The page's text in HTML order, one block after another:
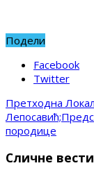
Подели
Facebook
Twitter
Претходна
породице
Сличне вести